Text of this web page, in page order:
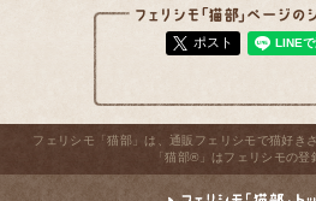
ポスト
フェリシモ「猫部」は、通販フェリシモで猫好き
「猫部®」はフェリシモの登